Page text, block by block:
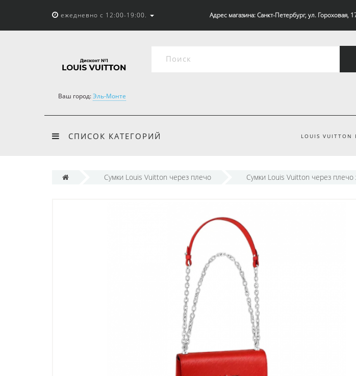
ежедневно с 12:00-19:00. Адрес магазина: Санкт-Петербург, ул. Гороховая,
Ваш город:Эль-Монте
СПИСОК КАТЕГОРИЙ LOUIS VUITTON
Сумки Louis Vuitton через плечо Сумки Louis Vuitton через плечо